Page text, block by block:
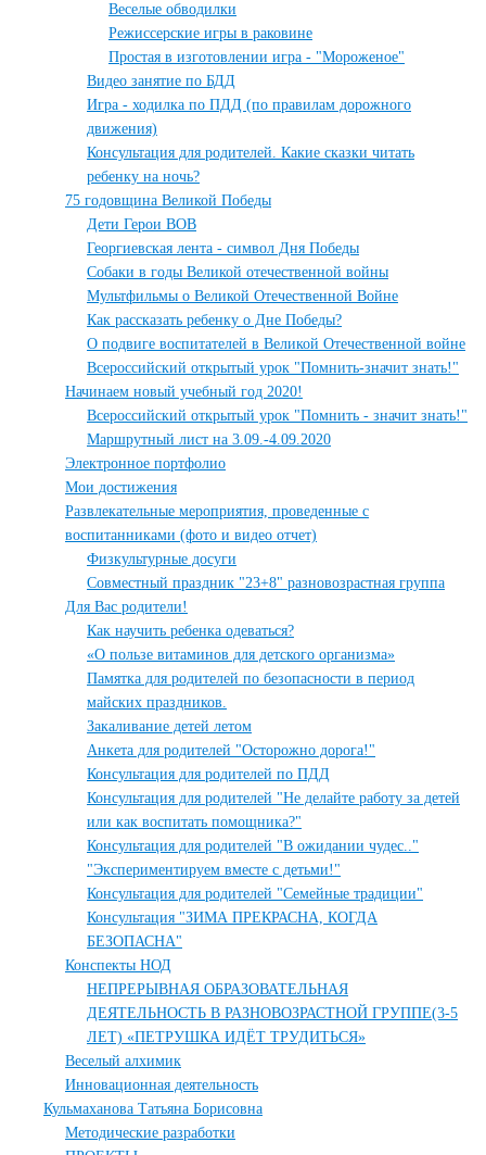
Веселые обводилки
Режиссерские игры в раковине
Простая в изготовлении игра - "Мороженое"
Видео занятие по БДД
Игра - ходилка по ПДД (по правилам дорожного
движения)
Консультация для родителей. Какие сказки читать
ребенку на ночь?
75 годовщина Великой Победы
Дети Герои ВОВ
Георгиевская лента - символ Дня Победы
Собаки в годы Великой отечественной войны
Мультфильмы о Великой Отечественной Войне
Как рассказать ребенку о Дне Победы?
О подвиге воспитателей в Великой Отечественной войне
Всероссийский открытый урок "Помнить-значит знать!"
Начинаем новый учебный год 2020!
Всероссийский открытый урок "Помнить - значит знать!"
Маршрутный лист на 3.09.-4.09.2020
Электронное портфолио
Мои достижения
Развлекательные мероприятия, проведенные с
воспитанниками (фото и видео отчет)
Физкультурные досуги
Совместный праздник "23+8" разновозрастная группа
Для Вас родители!
Как научить ребенка одеваться?
«О пользе витаминов для детского организма»
Памятка для родителей по безопасности в период
майских праздников.
Закаливание детей летом
Анкета для родителей "Осторожно дорога!"
Консультация для родителей по ПДД
Консультация для родителей "Не делайте работу за детей
или как воспитать помощника?"
Консультация для родителей "В ожидании чудес.."
"Экспериментируем вместе с детьми!"
Консультация для родителей "Семейные традиции"
Консультация "ЗИМА ПРЕКРАСНА, КОГДА
БЕЗОПАСНА"
Конспекты НОД
НЕПРЕРЫВНАЯ ОБРАЗОВАТЕЛЬНАЯ
ДЕЯТЕЛЬНОСТЬ В РАЗНОВОЗРАСТНОЙ ГРУППЕ(3-5
ЛЕТ) «ПЕТРУШКА ИДЁТ ТРУДИТЬСЯ»
Веселый алхимик
Инновационная деятельность
Кульмаханова Татьяна Борисовна
Методические разработки